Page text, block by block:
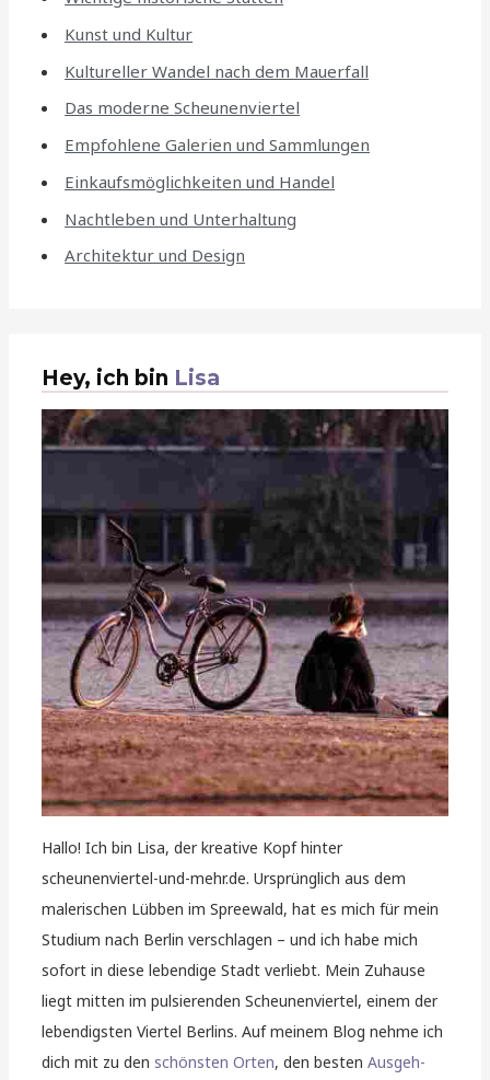
Kunst und Kultur
Kultureller Wandel nach dem Mauerfall
Das moderne Scheunenviertel
Empfohlene Galerien und Sammlungen
Einkaufsmöglichkeiten und Handel
Nachtleben und Unterhaltung
Architektur und Design
Hey, ich bin Lisa
Hallo! Ich bin Lisa, der kreative Kopf hinter
scheunenviertel-und-mehr.de. Ursprünglich aus dem
malerischen Lübben im Spreewald, hat es mich für mein
Studium nach Berlin verschlagen – und ich habe mich
sofort in diese lebendige Stadt verliebt. Mein Zuhause
liegt mitten im pulsierenden Scheunenviertel, einem der
lebendigsten Viertel Berlins. Auf meinem Blog nehme ich
dich mit zu denschönsten Orten, den bestenAusgeh-